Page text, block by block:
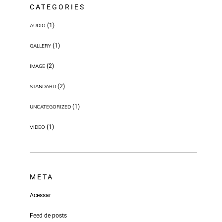
CATEGORIES
AUDIO (1)
GALLERY(1)
IMAGE(2)
STANDARD(2)
UNCATEGORIZED(1)
VIDEO (1)
META
Acessar
Feed de posts